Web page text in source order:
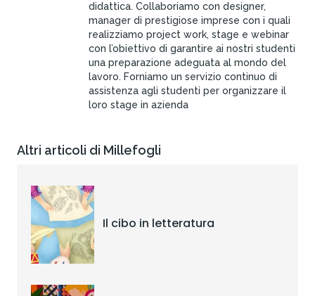
didattica. Collaboriamo con designer,
manager di prestigiose imprese con i quali
realizziamo project work, stage e webinar
con l’obiettivo di garantire ai nostri studenti
una preparazione adeguata al mondo del
lavoro. Forniamo un servizio continuo di
assistenza agli studenti per organizzare il
loro stage in azienda
Altri articoli di Millefogli
Il cibo in letteratura